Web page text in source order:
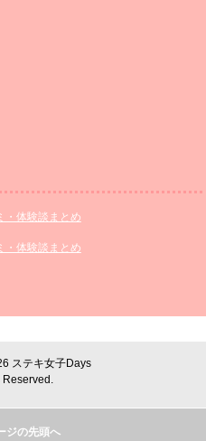
・体験談まとめ
・体験談まとめ
ステキ女子Days
ジの先頭へ